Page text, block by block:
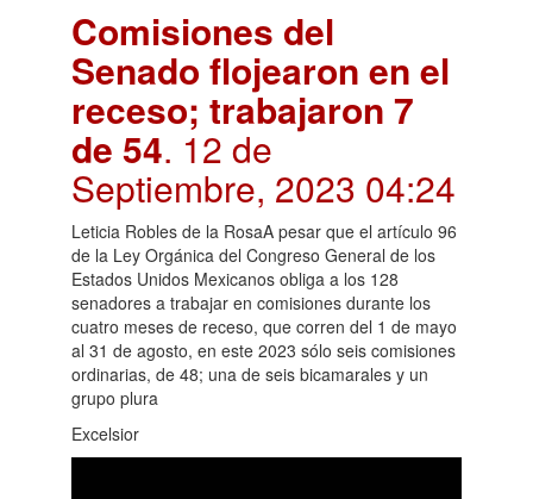
Comisiones del
Senado flojearon en el
receso; trabajaron 7
de 54. 12 de
Septiembre, 2023 04:24
Leticia Robles de la RosaA pesar que el artículo 96
de la Ley Orgánica del Congreso General de los
Estados Unidos Mexicanos obliga a los 128
senadores a trabajar en comisiones durante los
cuatro meses de receso, que corren del 1 de mayo
al 31 de agosto, en este 2023 sólo seis comisiones
ordinarias, de 48; una de seis bicamarales y un
grupo plura
Excelsior